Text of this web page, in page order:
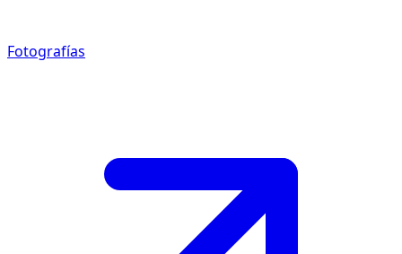
Fotografías